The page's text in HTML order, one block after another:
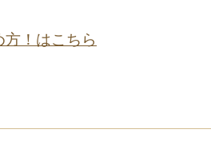
！はこちら